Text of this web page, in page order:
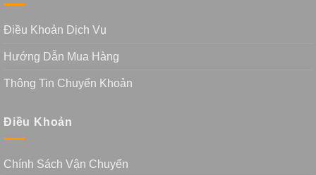
Điều Khoản Dịch Vụ
Hướng Dẫn Mua Hàng
Thông Tin Chuyển Khoản
Điều Khoản
Chính Sách Vận Chuyển